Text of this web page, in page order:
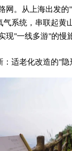
网。从上海出发的"
气系统，串联起黄
现"一线多游"的慢
：适老化改造的"隐